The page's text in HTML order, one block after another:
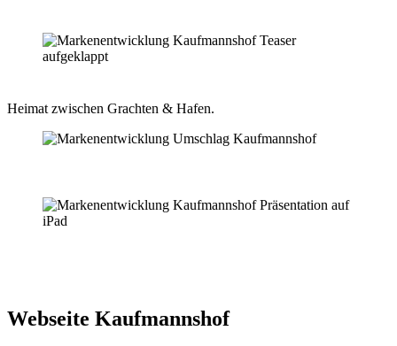
Heimat zwischen Grachten & Hafen.
Webseite Kaufmannshof